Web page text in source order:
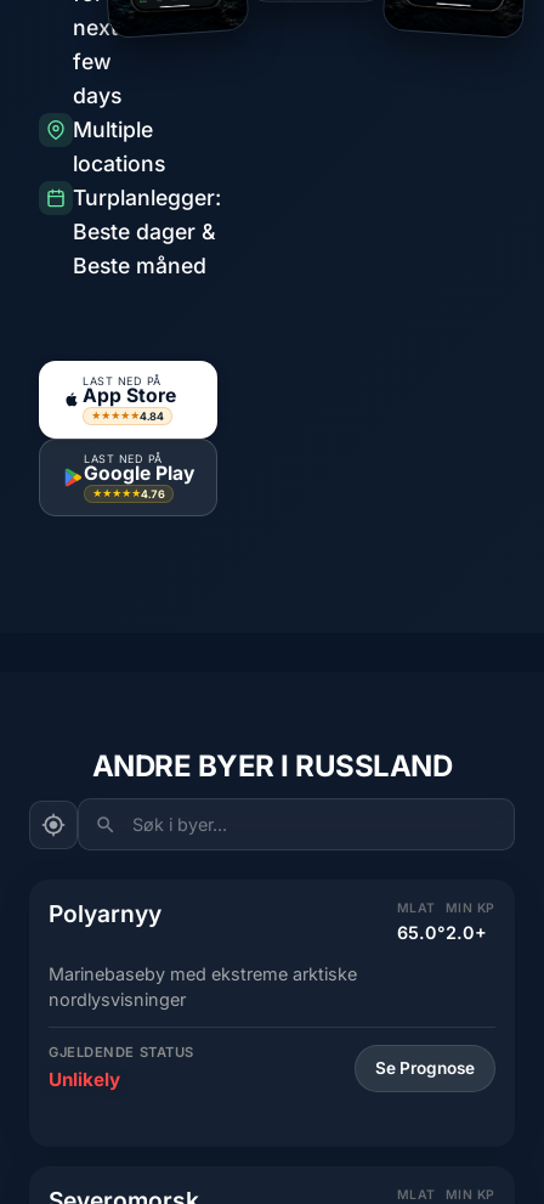
next
few
days
Multiple
locations
Turplanlegger:
Beste dager &
Beste måned
LAST NED PÅ
App Store
★★★★★4.84
LAST NED PÅ
Google Play
★★★★★4.76
ANDRE BYER I RUSSLAND
Søk i byer...
Polyarnyy MLAT
65.0°
MIN KP
2.0+
Marinebaseby med ekstreme arktiske
nordlysvisninger
GJELDENDE STATUS
Unlikely Se Prognose
MLAT MIN KP